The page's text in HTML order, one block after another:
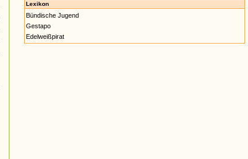
Lexikon
Bündische Jugend
Gestapo
Edelweißpirat